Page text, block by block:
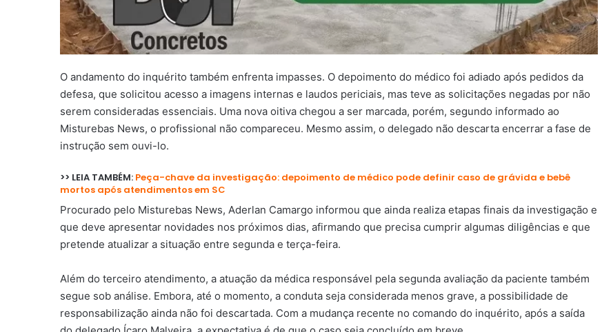
O andamento do inquérito também enfrenta impasses. O depoimento do médico foi adiado após pedidos da
defesa, que solicitou acesso a imagens internas e laudos periciais, mas teve as solicitações negadas por não
serem consideradas essenciais. Uma nova oitiva chegou a ser marcada, porém, segundo informado ao
Misturebas News, o profissional não compareceu. Mesmo assim, o delegado não descarta encerrar a fase de
instrução sem ouvi-lo.
>> LEIA TAMBÉM: Peça-chave da investigação: depoimento de médico pode definir caso de grávida e bebê
mortos após atendimentos em SC
Procurado pelo Misturebas News, Aderlan Camargo informou que ainda realiza etapas finais da investigação e
que deve apresentar novidades nos próximos dias, afirmando que precisa cumprir algumas diligências e que
pretende atualizar a situação entre segunda e terça-feira.
Além do terceiro atendimento, a atuação da médica responsável pela segunda avaliação da paciente também
segue sob análise. Embora, até o momento, a conduta seja considerada menos grave, a possibilidade de
responsabilização ainda não foi descartada. Com a mudança recente no comando do inquérito, após a saída